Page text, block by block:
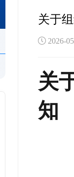
关于
2026-
关
知